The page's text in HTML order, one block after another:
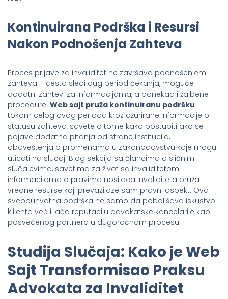
Kontinuirana Podrška i Resursi
Nakon Podnošenja Zahteva
Proces prijave za invaliditet ne završava podnošenjem
zahteva – često sledi dug period čekanja, moguće
dodatni zahtevi za informacijama, a ponekad i žalbene
procedure. Web sajt pruža kontinuiranu podršku
tokom celog ovog perioda kroz ažurirane informacije o
statusu zahteva, savete o tome kako postupiti ako se
pojave dodatna pitanja od strane institucija, i
obaveštenja o promenama u zakonodavstvu koje mogu
uticati na slučaj. Blog sekcija sa člancima o sličnim
slučajevima, savetima za život sa invaliditetom i
informacijama o pravima nosilaca invaliditeta pruža
vredne resurse koji prevazilaze sam pravni aspekt. Ova
sveobuhvatna podrška ne samo da poboljšava iskustvo
klijenta već i jača reputaciju advokatske kancelarije kao
posvećenog partnera u dugoročnom procesu.
Studija Slučaja: Kako je Web
Sajt Transformisao Praksu
Advokata za Invaliditet